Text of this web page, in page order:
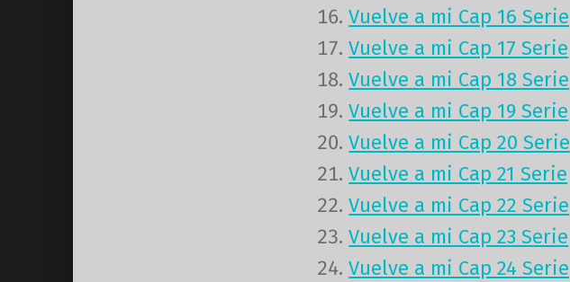
Vuelve a mi Cap 16 Serie
Vuelve a mi Cap 17 Serie
Vuelve a mi Cap 18 Serie
Vuelve a mi Cap 19 Serie
Vuelve a mi Cap 20 Serie
Vuelve a mi Cap 21 Serie
Vuelve a mi Cap 22 Serie
Vuelve a mi Cap 23 Serie
Vuelve a mi Cap 24 Serie